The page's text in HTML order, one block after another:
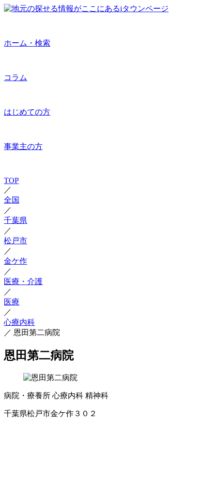
ホーム・検索
コラム
はじめての方
事業主の方
TOP
／
全国
／
千葉県
／
松戸市
／
金ケ作
／
医療・介護
／
医療
／
心療内科
／ 恩田第二病院
恩田第二病院
病院・療養所 心療内科 精神科
千葉県松戸市金ケ作３０２